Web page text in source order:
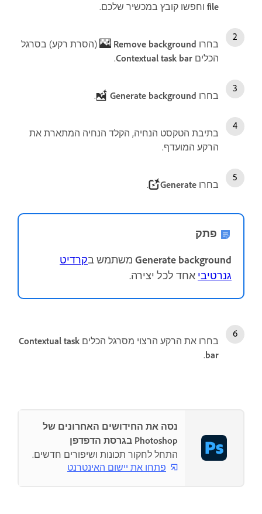
file וחפשו קובץ במכשיר שלכם.
בחרו Remove background
(הסרת רקע) בסרגל
הכלים Contextual task bar
.
בחרו Generate background
.
בתיבת הטקסט הנחיה, הקלד הנחיה המתארת את
הרקע המועדף.
בחרו Generate
.
פתק
Generate background משתמש בקרדיט
גנרטיבי אחד לכל יצירה.
בחרו את הרקע הרצוי מסרגל הכלים Contextual task
bar
.
נסה את החידושים האחרונים של
Photoshop בגרסת הדפדפן
התחל לחקור תכונות ושיפורים חדשים.
פתחו את יישום האינטרנט